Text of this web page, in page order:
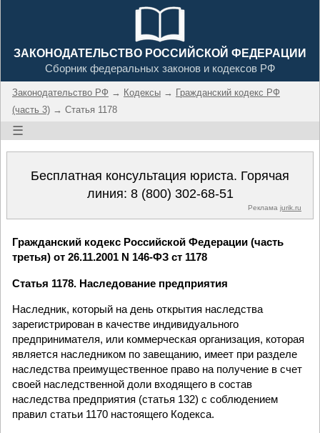
ЗАКОНОДАТЕЛЬСТВО РОССИЙСКОЙ ФЕДЕРАЦИИ
Сборник федеральных законов и кодексов РФ
Законодательство РФ → Кодексы → Гражданский кодекс РФ
(часть 3) → Статья 1178
☰
Бесплатная консультация юриста. Горячая
линия: 8 (800) 302-68-51
Реклама jurik.ru
Гражданский кодекс Российской Федерации (часть
третья) от 26.11.2001 N 146-ФЗ ст 1178
Статья 1178. Наследование предприятия
Наследник, который на день открытия наследства
зарегистрирован в качестве индивидуального
предпринимателя, или коммерческая организация, которая
является наследником по завещанию, имеет при разделе
наследства преимущественное право на получение в счет
своей наследственной доли входящего в состав
наследства предприятия (статья 132) с соблюдением
правил статьи 1170 настоящего Кодекса.